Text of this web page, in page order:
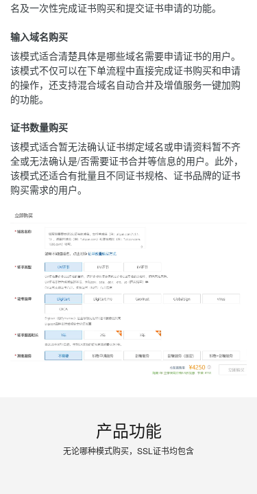
名及一次性完成证书购买和提交证书申请的功能。
输入域名购买
该模式适合清楚具体是哪些域名需要申请证书的用户。
该模式不仅可以在下单流程中直接完成证书购买和申请
的操作，还支持混合域名自动合并及增值服务一键加购
的功能。
证书数量购买
该模式适合暂无法确认证书绑定域名或申请资料暂不齐
全或无法确认是/否需要证书合并等信息的用户。此外，
该模式还适合有批量且不同证书规格、证书品牌的证书
购买需求的用户。
产品功能
无论哪种模式购买，SSL证书均包含